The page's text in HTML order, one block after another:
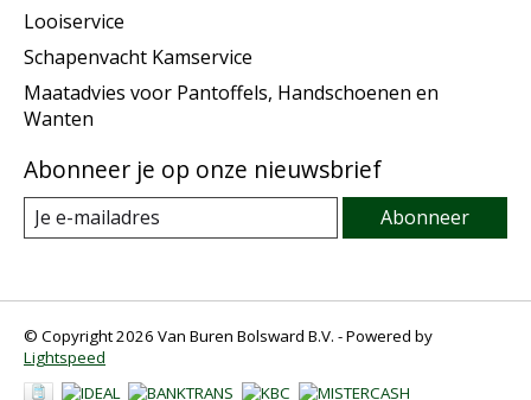
Looiservice
Schapenvacht Kamservice
Maatadvies voor Pantoffels, Handschoenen en
Wanten
Abonneer je op onze nieuwsbrief
Abonneer
© Copyright 2026 Van Buren Bolsward B.V. - Powered by
Lightspeed